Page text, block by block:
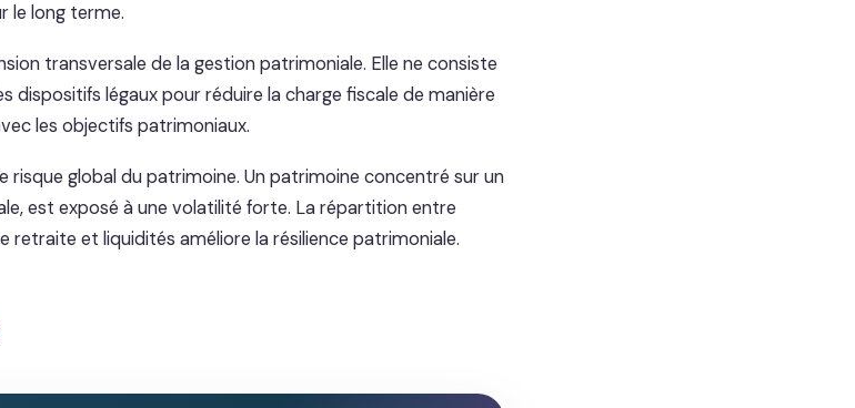
le long terme.
transversale de la gestion patrimoniale. Elle ne consiste
dispositifs légaux pour réduire la charge fiscale de manière
les objectifs patrimoniaux.
risque global du patrimoine. Un patrimoine concentré sur un
est exposé à une volatilité forte. La répartition entre
retraite et liquidités améliore la résilience patrimoniale.